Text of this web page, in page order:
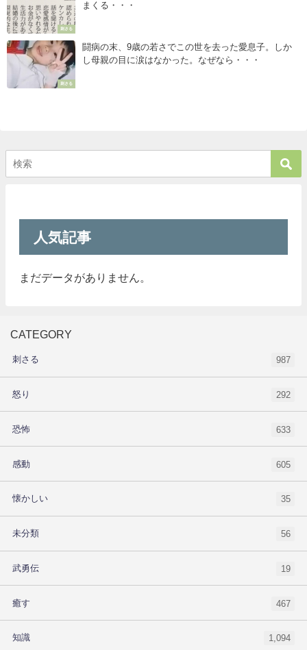
刺さる
まくる・・・
刺さる
闘病の末、9歳の若さでこの世を去った愛息子。しか
し母親の目に涙はなかった。なぜなら・・・
人気記事
まだデータがありません。
CATEGORY
刺さる 987
怒り 292
恐怖 633
感動 605
懐かしい 35
未分類 56
武勇伝 19
癒す 467
知識 1,094